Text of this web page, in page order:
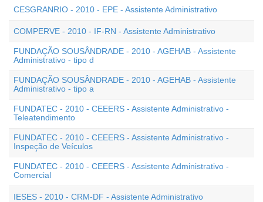
CESGRANRIO - 2010 - EPE - Assistente Administrativo
COMPERVE - 2010 - IF-RN - Assistente Administrativo
FUNDAÇÃO SOUSÂNDRADE - 2010 - AGEHAB - Assistente
Administrativo - tipo d
FUNDAÇÃO SOUSÂNDRADE - 2010 - AGEHAB - Assistente
Administrativo - tipo a
FUNDATEC - 2010 - CEEERS - Assistente Administrativo -
Teleatendimento
FUNDATEC - 2010 - CEEERS - Assistente Administrativo -
Inspeção de Veículos
FUNDATEC - 2010 - CEEERS - Assistente Administrativo -
Comercial
IESES - 2010 - CRM-DF - Assistente Administrativo